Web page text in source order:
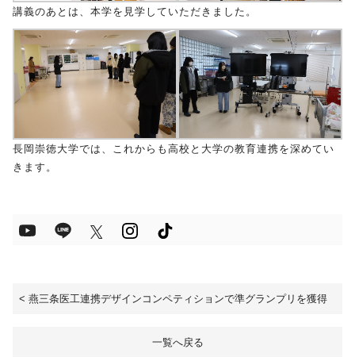
講義のあとは、本学を見学していただきました。
長岡崇徳大学では、これからも高校と大学の教育連携を深めてい
きます。
< 燕三条医工連携デザインコンペティションで準グランプリを獲得
一覧へ戻る